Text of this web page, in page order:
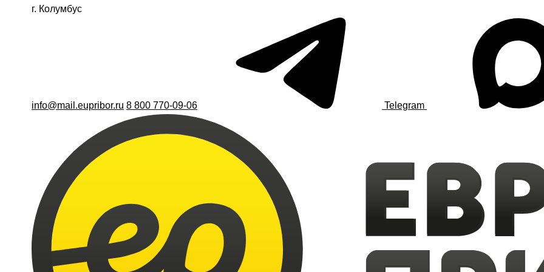
г. Колумбус
info@mail.eupribor.ru 8 800 770-09-06 Telegram